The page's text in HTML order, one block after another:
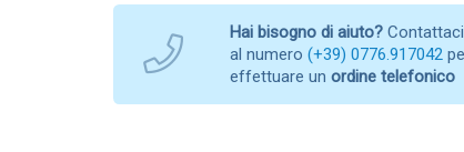
Hai bisogno di aiuto? Contattaci
al numero (+39) 0776.917042
effettuare un ordine telefonico